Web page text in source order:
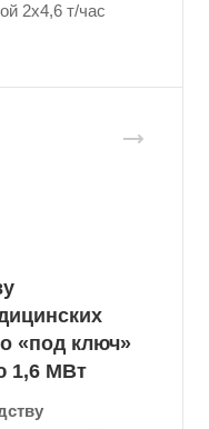
2x4,6 т/час
«под ключ»
1,6 МВт